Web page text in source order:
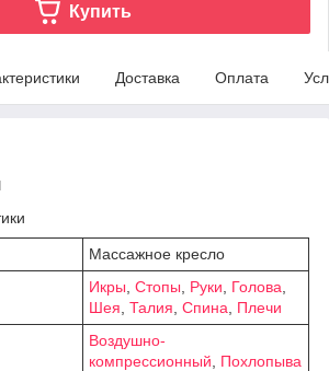
Купить
Доставка Оплата
Массажное кресло
Икры Стопы Руки Голова
Шея Талия Спина
Плечи
Воздушно-
компрессионный
Похлопыва